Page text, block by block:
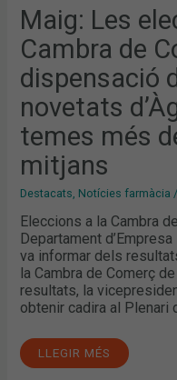
Maig: Les
Cambra de
dispensació
novetats
temes més
mitjans
Destacats Notícies farmàcia
Eleccions a la Cambra
Departament
va informar dels
la Cambra de Comerç
resultats, la
obtenir cadira al Plenari
LA
DISPENSACIÓ
D’IBUPROFÈN
I
LES
NOVETATS
D’ÀGORA
SANITÀRIA,
TEMES
MÉS
ALS
MITJANS
LLEGIR MÉS